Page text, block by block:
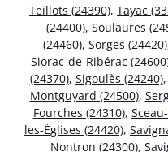
Teillots (24390), Tayac
(24400), Soulaures
(24460), Sorges (24420)
Siorac-de-Ribérac
(24370), Sigoulès (24240),
Montguyard (24500),
Fourches (24310),
les-Églises (24420),
Nontron (24300),